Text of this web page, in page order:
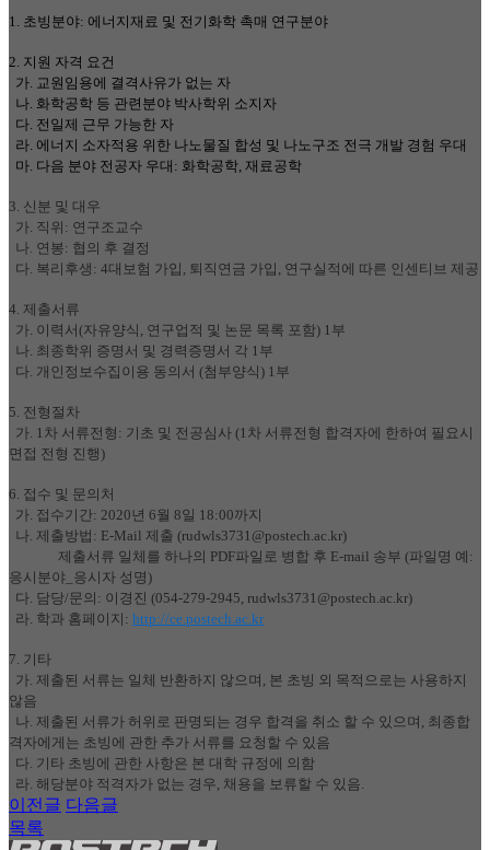
1. 초빙분야: 에너지재료 및 전기화학 촉매 연구분야
2. 지원 자격 요건
가. 교원임용에 결격사유가 없는 자
나. 화학공학 등 관련분야 박사학위 소지자
다. 전일제 근무 가능한 자
라. 에너지 소자적용 ​위한 나노물질 합성 및 나노구조 전극 개발 경험 우대
마. 다음 분야 전공자 우대: 화학공학, 재료공학
3. 신분 및 대우
가. 직위: 연구조교수
나. 연봉: 협의 후 결정
다. 복리후생: 4대보험 가입, 퇴직연금 가입, 연구실적에 따른 인센티브 제공
4. 제출서류
가. 이력서(자유양식, 연구업적 및 논문 목록 포함) 1부
나. 최종학위 증명서 및 경력증명서 각 1부
다. 개인정보수집이용 동의서 (첨부양식) 1부
5. 전형절차
가. 1차 서류전형: 기초 및 전공심사 (1차 서류전형 합격자에 한하여 필요시
면접 전형 진행)
6. 접수 및 문의처
가. 접수기간: 2020년 6월 8일 18:00까지
나. 제출방법: E-Mail 제출 (rudwls3731@postech.ac.kr)
제출서류 일체를 하나의 PDF파일로 병합 후 E-mail 송부 (파일명 예:
응시분야_응시자 성명)
다. 담당/문의: 이경진 (054-279-2945, rudwls3731@postech.ac.kr)
라. 학과 홈페이지: http://ce.postech.ac.kr
7. 기타
가. 제출된 서류는 일체 반환하지 않으며, 본 초빙 외 목적으로는 사용하지
않음
나. 제출된 서류가 허위로 판명되는 경우 합격을 취소 할 수 있으며, 최종합
격자에게는 초빙에 관한 추가 서류를 요청할 수 있음
다. 기타 초빙에 관한 사항은 본 대학 규정에 의함
라. 해당분야 적격자가 없는 경우, 채용을 보류할 수 있음.
이전글 다음글
목록